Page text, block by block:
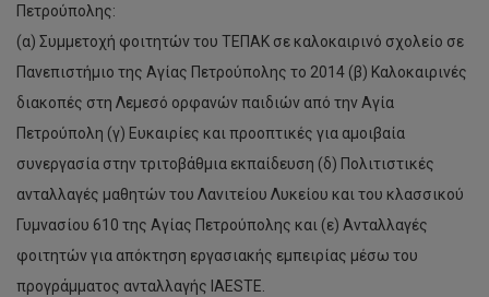
Πετρούπολης:
(α) Συμμετοχή φοιτητών του ΤΕΠΑΚ σε καλοκαιρινό σχολείο σε
Πανεπιστήμιο της Αγίας Πετρούπολης το 2014 (β) Καλοκαιρινές
διακοπές στη Λεμεσό ορφανών παιδιών από την Αγία
Πετρούπολη (γ) Ευκαιρίες και προοπτικές για αμοιβαία
συνεργασία στην τριτοβάθμια εκπαίδευση (δ) Πολιτιστικές
ανταλλαγές μαθητών του Λανιτείου Λυκείου και του κλασσικού
Γυμνασίου 610 της Αγίας Πετρούπολης και (ε) Ανταλλαγές
φοιτητών για απόκτηση εργασιακής εμπειρίας μέσω του
προγράμματος ανταλλαγής IAESTE.